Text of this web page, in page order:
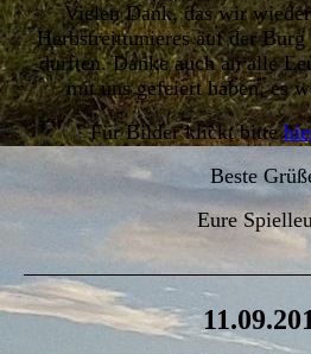
Vielen Dank, das wir
Herbstreittunieres auf der Burg
durften. Danke auch an alle
mit uns gefeiert haben, es
Für Bilder klickt bitte
Beste
Eure